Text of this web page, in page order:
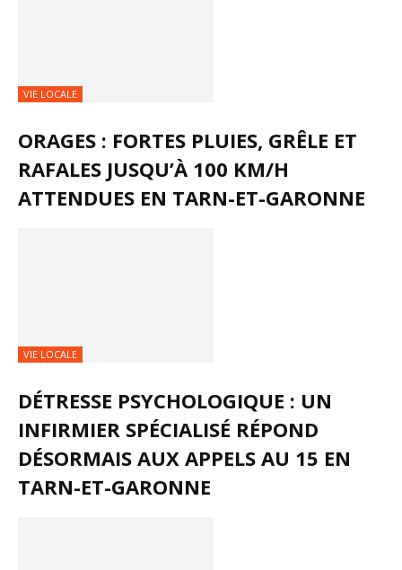
VIE LOCALE
ORAGES : FORTES PLUIES, GRÊLE ET
RAFALES JUSQU’À 100 KM/H
ATTENDUES EN TARN-ET-GARONNE
VIE LOCALE
DÉTRESSE PSYCHOLOGIQUE : UN
INFIRMIER SPÉCIALISÉ RÉPOND
DÉSORMAIS AUX APPELS AU 15 EN
TARN-ET-GARONNE